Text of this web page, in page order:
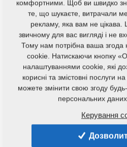
Код продукту: m12945
наступного обладнання:
комфортними. Щоб ви швидко
те, що шукаєте, витрачали
рекламу, яка вам не
звичному для вас вигляді і не
Тому нам потрібна ваша згода
cookie. Натискаючи кнопку
налаштуваннями cookie, які
корисні та змістовні послуги
можете змінити свою згоду
персональних даних.
Керування